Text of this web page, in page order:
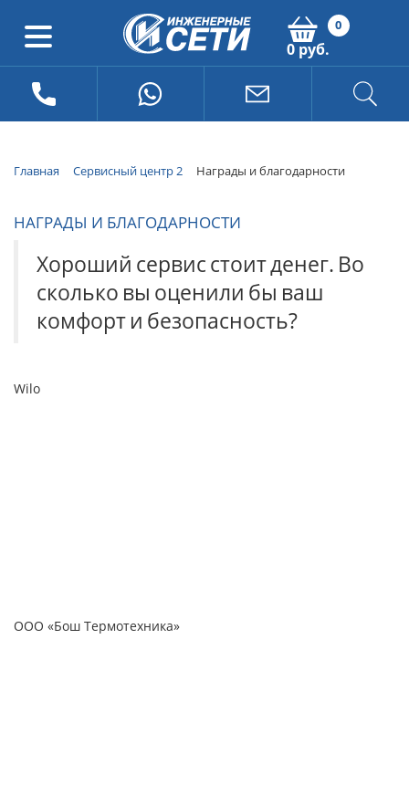
0
0 руб.
Главная Сервисный центр 2 Награды и благодарности
НАГРАДЫ И БЛАГОДАРНОСТИ
Хороший сервисстоитденег. Во
сколько вы оценили бы ваш
комфорти безопасность?
Wilo
ООО «Бош Термотехника»